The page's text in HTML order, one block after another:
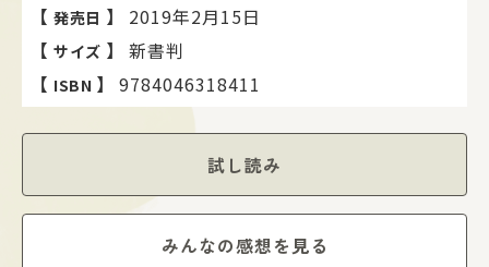
みんな同じでみんな違う！ キュートな姉妹生活第二巻！
【第６回角川つばさ文庫小説賞特別賞受賞】
【 発売日 】
2019年2月15日
【 サイズ 】
新書判
【 ISBN 】 9784046318411
試し読み
みんなの感想を見る